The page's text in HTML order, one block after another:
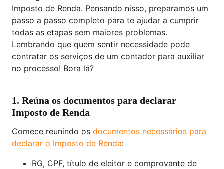
Imposto de Renda. Pensando nisso, preparamos um
passo a passo completo para te ajudar a cumprir
todas as etapas sem maiores problemas.
Lembrando que quem sentir necessidade pode
contratar os serviços de um contador para auxiliar
no processo! Bora lá?
1. Reúna os documentos para declarar
Imposto de Renda
Comece reunindo os documentos necessários para
declarar o Imposto de Renda:
RG, CPF, título de eleitor e comprovante de